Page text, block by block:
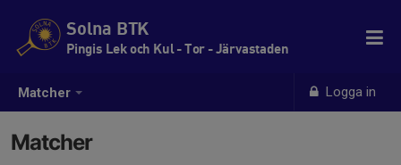
Matcher Logga in
Solna BTK
Pingis Lek och Kul - Tor - Järvastaden
Matcher